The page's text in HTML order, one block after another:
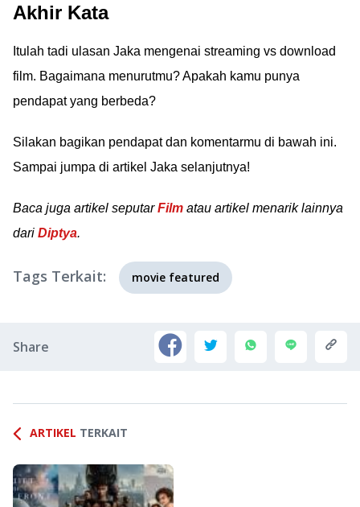
Akhir Kata
Itulah tadi ulasan Jaka mengenai streaming vs download
film. Bagaimana menurutmu? Apakah kamu punya
pendapat yang berbeda?
Silakan bagikan pendapat dan komentarmu di bawah ini.
Sampai jumpa di artikel Jaka selanjutnya!
Baca juga artikel seputarFilm atau artikel menarik lainnya
dari Diptya.
Tags Terkait: movie featured
Share
ARTIKEL TERKAIT